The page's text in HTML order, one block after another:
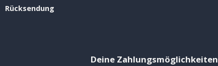
Rücksendung
Deine Zahlungsmöglichkeiten